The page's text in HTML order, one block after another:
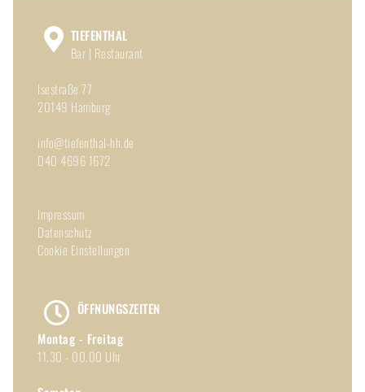
TIEFENTHAL
Bar | Restaurant
Isestraße 77
20149 Hamburg
info@tiefenthal-hh.de
040 4696 1672
Impressum
Datenschutz
Cookie Einstellungen
ÖFFNUNGSZEITEN
Montag - Freitag
11.30 - 00.00 Uhr